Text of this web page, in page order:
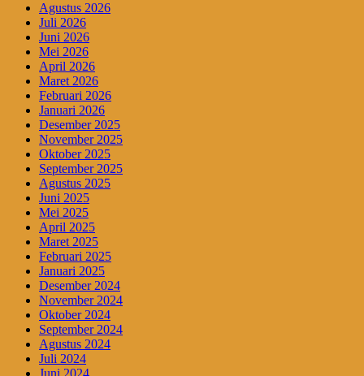
Agustus 2026
Juli 2026
Juni 2026
Mei 2026
April 2026
Maret 2026
Februari 2026
Januari 2026
Desember 2025
November 2025
Oktober 2025
September 2025
Agustus 2025
Juni 2025
Mei 2025
April 2025
Maret 2025
Februari 2025
Januari 2025
Desember 2024
November 2024
Oktober 2024
September 2024
Agustus 2024
Juli 2024